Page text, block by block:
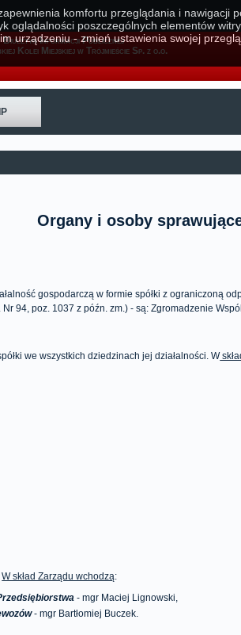
Biuletyn Informacji Publicznej
Kolei Miejskiej w Trójmieście Sp. z o.o.
Organy i osoby
gospodarczą w formie spółki z ograniczoną
94, poz. 1037 z późn. zm.) - są: Zgromadzenie
we wszystkich dziedzinach jej działalności. W
W skład Zarządu wchodzą:
- mgr Maciej Lignowski,
- mgr Bartłomiej Buczek.
komfortu przeglądania i nawigacji
oglądalności poszczególnych elementów
urządzeniu - zmień ustawienia swojej